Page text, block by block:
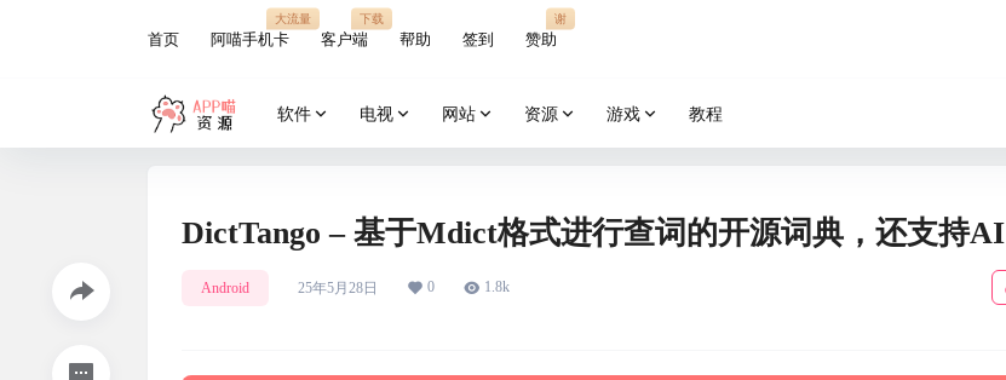
首页 阿喵手机卡
大流量
客户端
下载
帮助 签到 赞助
谢
软件 电视 网站 资源 游戏 教程
DictTango – 基于Mdict格式进行查词的开源词典，还支持AI
Android 25年5月28日 0 1.8k